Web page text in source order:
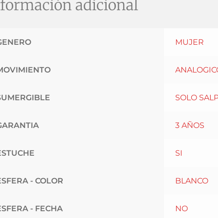
adicional
MUJER
SOLO
3 AÑOS
SI
- COLOR BLANCO
- FECHA NO